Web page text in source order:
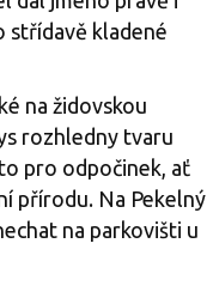
střídavě kladené
na židovskou
rozhledny tvaru
pro odpočinek, ať
přírodu. Na Pekelný
na parkovišti u